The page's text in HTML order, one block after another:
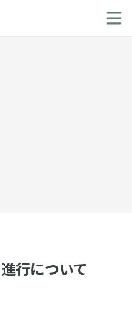
行について